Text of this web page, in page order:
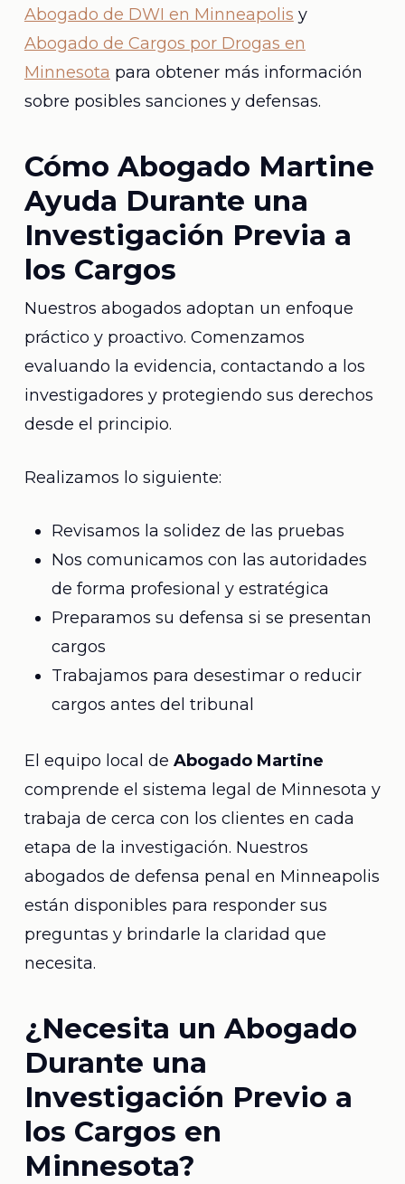
Abogado de DWI en Minneapolis y
Abogado de Cargos por Drogas en
Minnesota para obtener más información
sobre posibles sanciones y defensas.
Cómo Abogado Martine
Ayuda Durante una
Investigación Previa a
los Cargos
Nuestros abogados adoptan un enfoque
práctico y proactivo. Comenzamos
evaluando la evidencia, contactando a los
investigadores y protegiendo sus derechos
desde el principio.
Realizamos lo siguiente:
Revisamos la solidez de las pruebas
Nos comunicamos con las autoridades
de forma profesional y estratégica
Preparamos su defensa si se presentan
cargos
Trabajamos para desestimar o reducir
cargos antes del tribunal
El equipo local de Abogado Martine
comprende el sistema legal de Minnesota y
trabaja de cerca con los clientes en cada
etapa de la investigación. Nuestros
abogados de defensa penal en Minneapolis
están disponibles para responder sus
preguntas y brindarle la claridad que
necesita.
¿Necesita un Abogado
Durante una
Investigación Previo a
los Cargos en
Minnesota?